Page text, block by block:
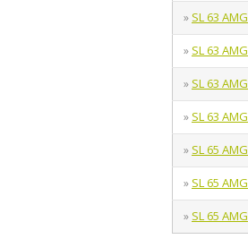
» SL 63 AMG
» SL 63 AMG
» SL 63 AMG
» SL 63 AMG
» SL 65 AMG
» SL 65 AMG
» SL 65 AMG